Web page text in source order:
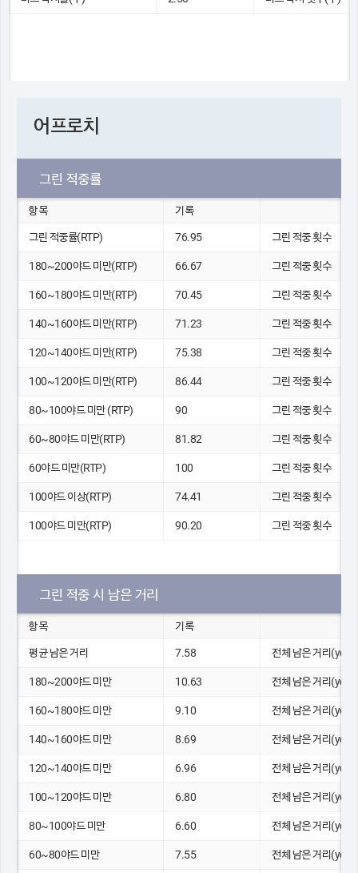
어프로치
그린 적중률
항목 기록
그린 적중률(RTP) 76.95 그린 적중 횟수
180~200야드 미만(RTP) 66.67 그린 적중 횟수
160~180야드 미만(RTP) 70.45 그린 적중 횟수
140~160야드 미만(RTP) 71.23 그린 적중 횟수
120~140야드 미만(RTP) 75.38 그린 적중 횟수
100~120야드 미만(RTP) 86.44 그린 적중 횟수
80~100야드 미만 (RTP) 90 그린 적중 횟수
60~80야드 미만(RTP) 81.82 그린 적중 횟수
60야드 미만(RTP) 100 그린 적중 횟수
100야드 이상(RTP) 74.41 그린 적중 횟수
100야드 미만(RTP) 90.20 그린 적중 횟수
그린 적중 시 남은 거리
항목 기록
평균 남은 거리 7.58 전체 남은 거리(yds)
180~200야드 미만 10.63 전체 남은 거리(yds)
160~180야드 미만 9.10 전체 남은 거리(yds)
140~160야드 미만 8.69 전체 남은 거리(yds)
120~140야드 미만 6.96 전체 남은 거리(yds)
100~120야드 미만 6.80 전체 남은 거리(yds)
80~100야드 미만 6.60 전체 남은 거리(yds)
60~80야드 미만 7.55 전체 남은 거리(yds)